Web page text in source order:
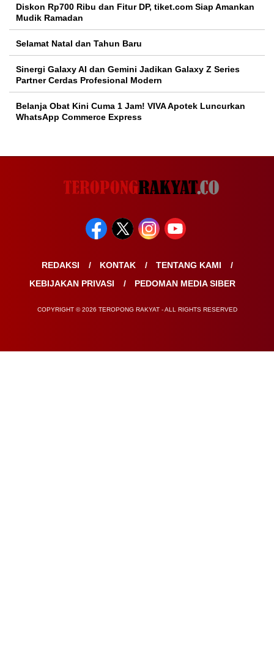
Diskon Rp700 Ribu dan Fitur DP, tiket.com Siap Amankan
Mudik Ramadan
Selamat Natal dan Tahun Baru
Sinergi Galaxy AI dan Gemini Jadikan Galaxy Z Series
Partner Cerdas Profesional Modern
Belanja Obat Kini Cuma 1 Jam! VIVA Apotek Luncurkan
WhatsApp Commerce Express
REDAKSI KONTAK
TENTANG KAMI
KEBIJAKAN PRIVASI
PEDOMAN MEDIA SIBER
COPYRIGHT © 2026 TEROPONG RAKYAT - ALL RIGHTS RESERVED